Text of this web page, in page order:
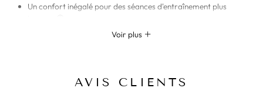
Un confort inégalé pour des séances d'entraînement plus
Améliorez votre routine de gymnastique avec nos
vous aidant à atteindre votre potentiel maximum.
Voir plus
AVIS CLIENTS